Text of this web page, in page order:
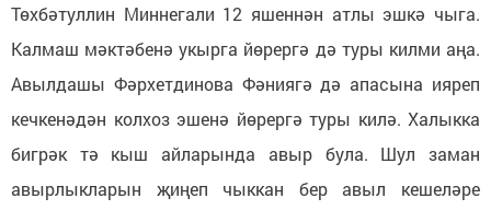
Төхбәтуллин Миннегали 12 яшеннән атлы эшкә чыга.
Калмаш мәктәбенә укырга йөрергә дә туры килми аңа.
Авылдашы Фәрхетдинова Фәниягә дә апасына ияреп
кечкенәдән колхоз эшенә йөрергә туры килә. Халыкка
бигрәк тә кыш айларында авыр була. Шул заман
авырлыкларын җиңеп чыккан бер авыл кешеләре